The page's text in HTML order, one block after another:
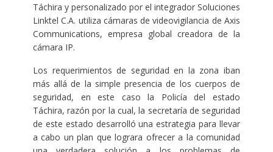
Táchira y personalizado por el integrador Soluciones
Linktel C.A. utiliza cámaras de videovigilancia de Axis
Communications, empresa global creadora de la
cámara IP.
Los requerimientos de seguridad en la zona iban
más allá de la simple presencia de los cuerpos de
seguridad, en este caso la Policía del estado
Táchira, razón por la cual, la secretaría de seguridad
de este estado desarrolló una estrategia para llevar
a cabo un plan que lograra ofrecer a la comunidad